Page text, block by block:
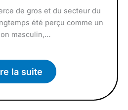
de gros et du secteur du
été perçu comme un
masculin,…
la suite